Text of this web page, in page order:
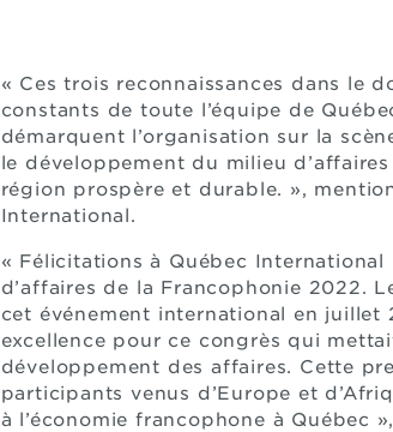
« Ces trois reconnaissances dans le
constants de toute l’équipe de
démarquent l’organisation sur la
le développement du milieu
région prospère et durable. »,
International.
« Félicitations à Québec
d’affaires de la Francophonie 2022.
cet événement international en
excellence pour ce congrès qui
développement des affaires. Cette
participants venus d’Europe et
à l’économie francophone à Québec